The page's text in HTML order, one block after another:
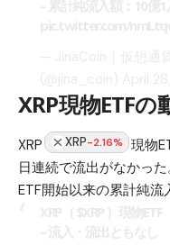
XRP現物ETFの
XRP XRP-2.16%
現物
日連続で流出がなかった
ETF開始以来の累計純流